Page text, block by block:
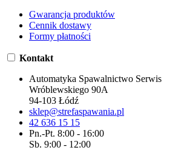
Gwarancja produktów
Cennik dostawy
Formy płatności
Kontakt
Automatyka Spawalnictwo Serwis
Wróblewskiego 90A
94-103 Łódź
sklep@strefaspawania.pl
42 636 15 15
Pn.-Pt. 8:00 - 16:00
Sb. 9:00 - 12:00